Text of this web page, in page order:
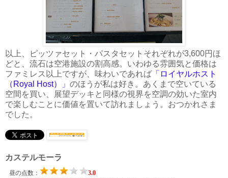
以上、ピッツァセット・パスタセットそれぞれが3,600円ほ
どと、流石は空港施設の割高感。いわゆる雰囲気と価格は
ファミレス以上ですが、味わいであれば 「ロイヤルホスト
（Royal Host）」 のほうが私は好き。あくまで空いている
空間を買い、展望デッキと同様の視界を空調の効いた室内
で楽しむことに価値を置いて訪れましょう。おつかれさま
でした。
カステルモーラ